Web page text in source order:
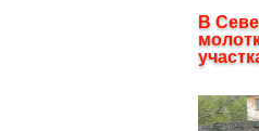
В